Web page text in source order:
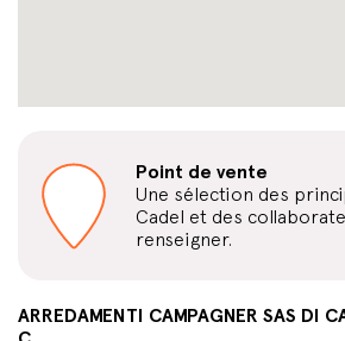
Point de vente
Une sélection des
Cadel et des
renseigner.
ARREDAMENTI CAMPAGNER SAS DI